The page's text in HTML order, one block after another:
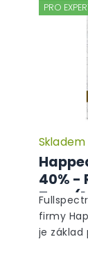
Průměrné
hodnocení
produktu
hvězdiček.
PRO
40% -
Tree
Skladem
firmy
je základ